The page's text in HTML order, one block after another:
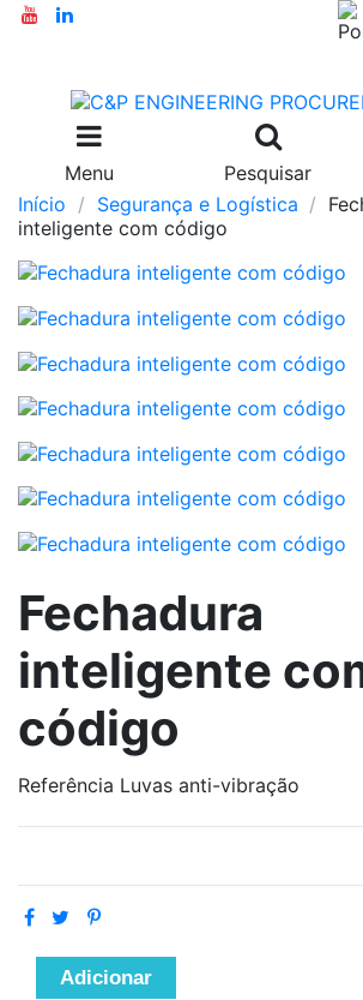
Menu Pesquisar
Início
Segurança e Logística
inteligente com código
Fechadura
inteligente
código
Referência Luvas anti-vibração
Adicionar